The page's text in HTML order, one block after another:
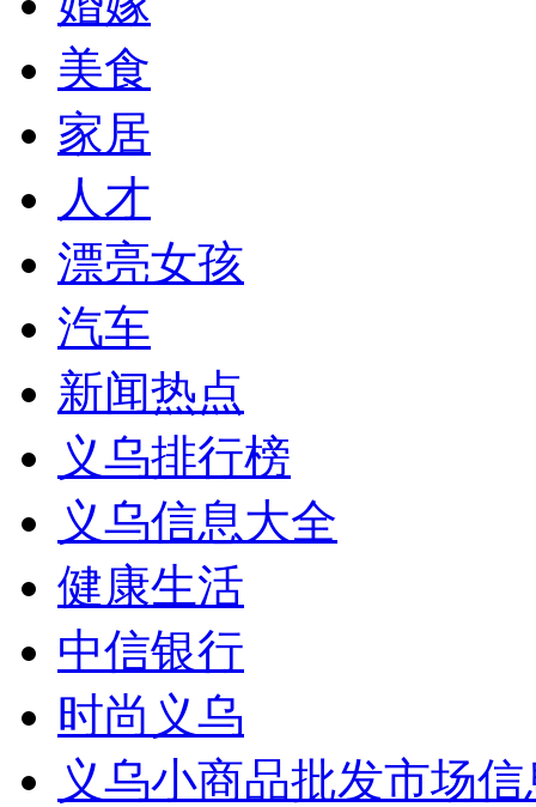
美食
家居
人才
漂亮女孩
汽车
新闻热点
义乌排行榜
义乌信息大全
健康生活
中信银行
时尚义乌
义乌小商品批发市场